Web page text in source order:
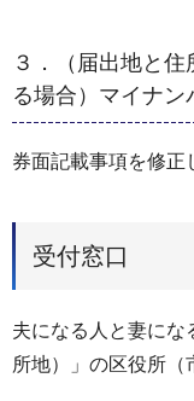
３．（届出地と
る場合）マイナン
券面記載事項を修正
受付窓口
夫になる人と妻にな
所地）」の区役所（